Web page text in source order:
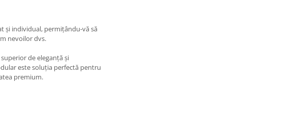
și individual, permițându-vă să
nevoilor dvs.
de eleganță și
este soluția perfectă pentru
premium.